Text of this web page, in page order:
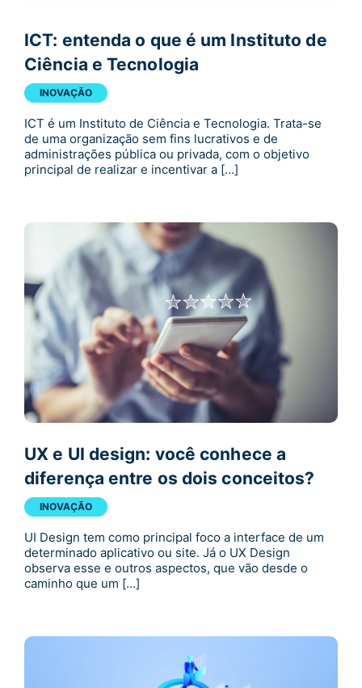
ICT: entenda o que é um Instituto de
Ciência e Tecnologia
INOVAÇÃO
ICT é um Instituto de Ciência e Tecnologia. Trata-se
de uma organização sem fins lucrativos e de
administrações pública ou privada, com o objetivo
principal de realizar e incentivar a […]
UX e UI design: você conhece a
diferença entre os dois conceitos?
INOVAÇÃO
UI Design tem como principal foco a interface de um
determinado aplicativo ou site. Já o UX Design
observa esse e outros aspectos, que vão desde o
caminho que um […]